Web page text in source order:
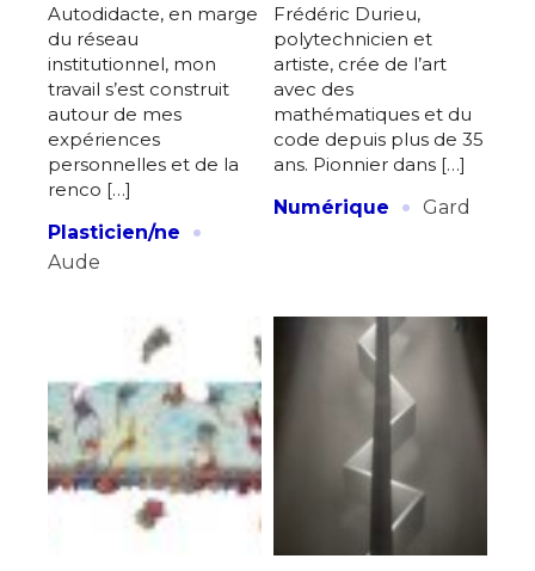
Autodidacte, en marge
du réseau
institutionnel, mon
travail s’est construit
autour de mes
expériences
personnelles et de la
renco […]
Plasticien/ne
·
Aude
Frédéric Durieu,
polytechnicien et
artiste, crée de l’art
avec des
mathématiques et du
code depuis plus de 35
ans. Pionnier dans […]
Numérique
· Gard